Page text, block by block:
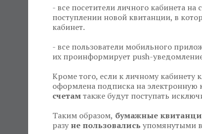
- все посетители личного кабинета
поступлении новой квитанции, в
кабинет.
- все пользователи мобильного
их проинформирует push-
Кроме того, если к личному кабинету
оформлена подписка на
счетамтакже будут поступать
Таким образом, бумажные
разу не пользовались упомянутыми